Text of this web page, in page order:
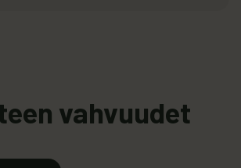
vahvuudet